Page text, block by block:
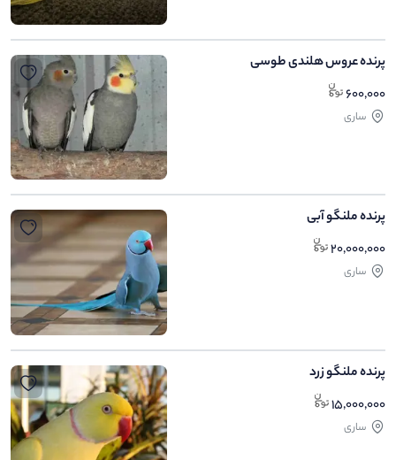
پرنده عروس هلندی طوسی
600,000
ساری
پرنده ملنگو آبی
20,000,000
ساری
پرنده ملنگو زرد
15,000,000
ساری